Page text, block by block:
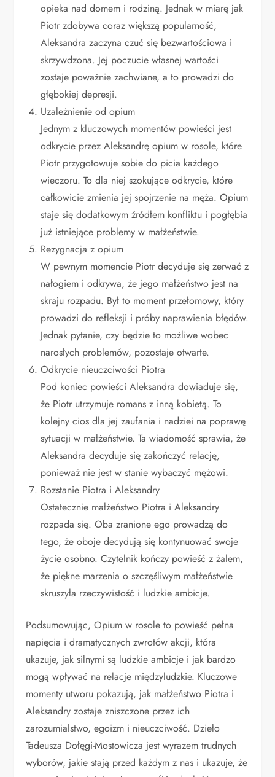
opieka nad domem i rodziną. Jednak w miarę jak
Piotr zdobywa coraz większą popularność,
Aleksandra zaczyna czuć się bezwartościowa i
skrzywdzona. Jej poczucie własnej wartości
zostaje poważnie zachwiane, a to prowadzi do
głębokiej depresji.
Uzależnienie od opium
Jednym z kluczowych momentów powieści jest
odkrycie przez Aleksandrę opium w rosole, które
Piotr przygotowuje sobie do picia każdego
wieczoru. To dla niej szokujące odkrycie, które
całkowicie zmienia jej spojrzenie na męża. Opium
staje się dodatkowym źródłem konfliktu i pogłębia
już istniejące problemy w małżeństwie.
Rezygnacja z opium
W pewnym momencie Piotr decyduje się zerwać z
nałogiem i odkrywa, że jego małżeństwo jest na
skraju rozpadu. Był to moment przełomowy, który
prowadzi do refleksji i próby naprawienia błędów.
Jednak pytanie, czy będzie to możliwe wobec
narosłych problemów, pozostaje otwarte.
Odkrycie nieuczciwości Piotra
Pod koniec powieści Aleksandra dowiaduje się,
że Piotr utrzymuje romans z inną kobietą. To
kolejny cios dla jej zaufania i nadziei na poprawę
sytuacji w małżeństwie. Ta wiadomość sprawia, że
Aleksandra decyduje się zakończyć relację,
ponieważ nie jest w stanie wybaczyć mężowi.
Rozstanie Piotra i Aleksandry
Ostatecznie małżeństwo Piotra i Aleksandry
rozpada się. Oba zranione ego prowadzą do
tego, że oboje decydują się kontynuować swoje
życie osobno. Czytelnik kończy powieść z żalem,
że piękne marzenia o szczęśliwym małżeństwie
skruszyła rzeczywistość i ludzkie ambicje.
Podsumowując, Opium w rosole to powieść pełna
napięcia i dramatycznych zwrotów akcji, która
ukazuje, jak silnymi są ludzkie ambicje i jak bardzo
mogą wpływać na relacje międzyludzkie. Kluczowe
momenty utworu pokazują, jak małżeństwo Piotra i
Aleksandry zostaje zniszczone przez ich
zarozumialstwo, egoizm i nieuczciwość. Dzieło
Tadeusza Dołęgi-Mostowicza jest wyrazem trudnych
wyborów, jakie stają przed każdym z nas i ukazuje, że